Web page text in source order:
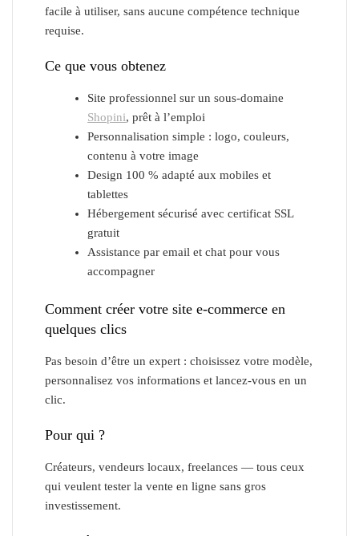
facile à utiliser, sans aucune compétence technique
requise.
Ce que vous obtenez
Site professionnel sur un sous-domaine
Shopini, prêt à l’emploi
Personnalisation simple : logo, couleurs,
contenu à votre image
Design 100 % adapté aux mobiles et
tablettes
Hébergement sécurisé avec certificat SSL
gratuit
Assistance par email et chat pour vous
accompagner
Comment créer votre site e-commerce en
quelques clics
Pas besoin d’être un expert : choisissez votre modèle,
personnalisez vos informations et lancez-vous en un
clic.
Pour qui ?
Créateurs, vendeurs locaux, freelances — tous ceux
qui veulent tester la vente en ligne sans gros
investissement.